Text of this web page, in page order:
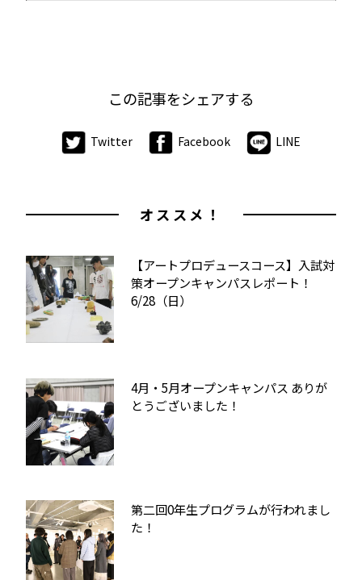
この記事をシェアする
Twitter Facebook LINE
オススメ！
【アートプロデュースコース】入試対
策オープンキャンパスレポート！
6/28（日）
4月・5月オープンキャンパス ありが
とうございました！
第二回0年生プログラムが行われまし
た！